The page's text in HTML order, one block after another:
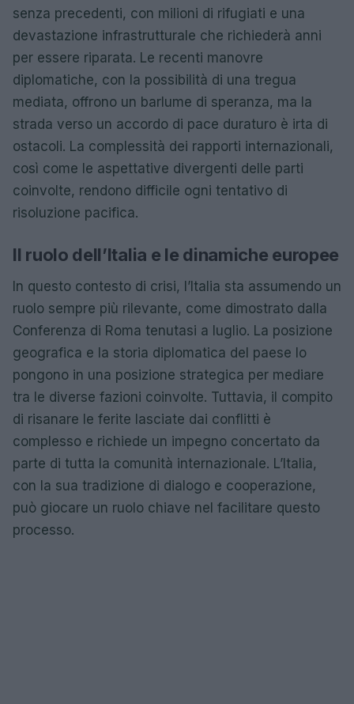
senza precedenti, con milioni di rifugiati e una
devastazione infrastrutturale che richiederà anni
per essere riparata. Le recenti manovre
diplomatiche, con la possibilità di una tregua
mediata, offrono un barlume di speranza, ma la
strada verso un accordo di pace duraturo è irta di
ostacoli. La complessità dei rapporti internazionali,
così come le aspettative divergenti delle parti
coinvolte, rendono difficile ogni tentativo di
risoluzione pacifica.
Il ruolo dell’Italia e le dinamiche europee
In questo contesto di crisi, l’Italia sta assumendo un
ruolo sempre più rilevante, come dimostrato dalla
Conferenza di Roma tenutasi a luglio. La posizione
geografica e la storia diplomatica del paese lo
pongono in una posizione strategica per mediare
tra le diverse fazioni coinvolte. Tuttavia, il compito
di risanare le ferite lasciate dai conflitti è
complesso e richiede un impegno concertato da
parte di tutta la comunità internazionale. L’Italia,
con la sua tradizione di dialogo e cooperazione,
può giocare un ruolo chiave nel facilitare questo
processo.